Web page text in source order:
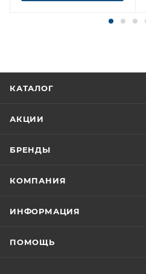
КАТАЛОГ
АКЦИИ
БРЕНДЫ
КОМПАНИЯ
ИНФОРМАЦИЯ
ПОМОЩЬ